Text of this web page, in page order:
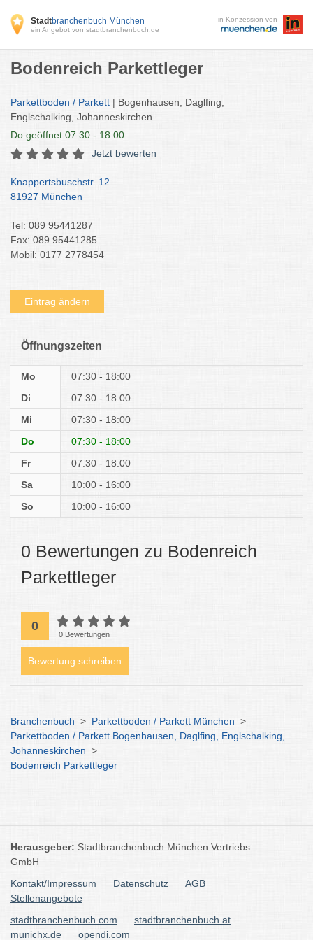
Stadtbranchenbuch München
ein Angebot von stadtbranchenbuch.de
in Konzession von
Bodenreich Parkettleger
Parkettboden / Parkett | Bogenhausen, Daglfing,
Englschalking, Johanneskirchen
Do geöffnet 07:30 - 18:00
Jetzt bewerten
Knappertsbuschstr. 12
81927 München
Tel: 089 95441287
Fax: 089 95441285
Mobil: 0177 2778454
Eintrag ändern
Öffnungszeiten
Mo
07:30 - 18:00
Di
07:30 - 18:00
Mi
07:30 - 18:00
Do
07:30 - 18:00
Fr
07:30 - 18:00
Sa
10:00 - 16:00
So
10:00 - 16:00
0 Bewertungen zu Bodenreich
Parkettleger
0
0 Bewertungen
Bewertung schreiben
Branchenbuch > Parkettboden / Parkett München >
Parkettboden / Parkett Bogenhausen, Daglfing, Englschalking,
Johanneskirchen >
Bodenreich Parkettleger
Herausgeber: Stadtbranchenbuch München Vertriebs
GmbH
Kontakt/Impressum
Datenschutz
AGB
Stellenangebote
stadtbranchenbuch.com
stadtbranchenbuch.at
munichx.de
opendi.com